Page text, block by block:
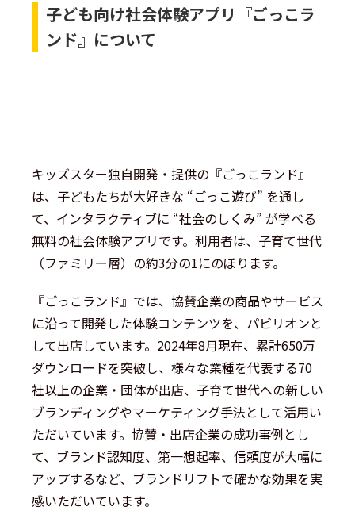
子ども向け社会体験アプリ『ごっこラ
ンド』について
キッズスター独自開発・提供の『ごっこランド』
は、子どもたちが大好きな “ごっこ遊び” を通し
て、インタラクティブに “社会のしくみ” が学べる
無料の社会体験アプリです。利用者は、子育て世代
（ファミリー層）の約3分の1にのぼります。
『ごっこランド』では、協賛企業の商品やサービス
に沿って開発した体験コンテンツを、パビリオンと
して出店しています。2024年8月現在、累計650万
ダウンロードを突破し、様々な業種を代表する70
社以上の企業・団体が出店、子育て世代への新しい
ブランディングやマーケティング手法として活用い
ただいています。協賛・出店企業の成功事例とし
て、ブランド認知度、第一想起率、信頼度が大幅に
アップするなど、ブランドリフトで確かな効果を実
感いただいています。